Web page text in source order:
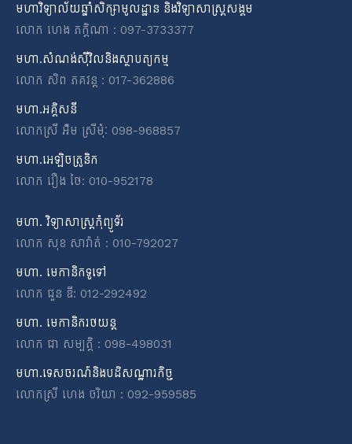
opens
in
new
window
opens
in
new
window
opens
in
new
window
opens
in
new
window
មហាវិទ្យាល័យឆ្នាំសិក្សាមូលដ្ឋាន និងវិទ្យាសាស្ត្រសង្គម
លោក ហេង ភក្តិណា : 097-3733377
មហា.សំណង់ស៊ីវិលនិងស្ថាបត្យកម្ម
លោក សិព ភគវន្ត : 017-362886
មហា.អគ្គិសនី
លោកស្រី អ៉ឹម ស្រីមុំៈ 098-968857
មហា.អេឡិចត្រូនិក
លោក រឿង ថៃ: 010-952178
មហា. វិទ្យាសាស្ត្រកុំព្យូទ័រ
លោក សុខ សារ៉ាត់ : 010-792027
មហា. មេកានិកទូទៅ
លោក ជួន ឌី: 012-292492
មហា. មេកានិករថយន្ត
លោក ជា សម្បត្តិ : 098-498031
មហា.ទេសចរណ៍និងបដិសណ្ឋារកិច្ច
លោកស្រី ហេង ចរិយា : 092-959585